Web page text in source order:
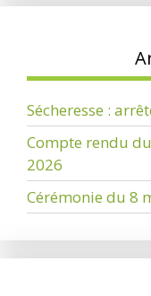
Sécheresse :
Compte rendu
2026
Cérémonie du 8